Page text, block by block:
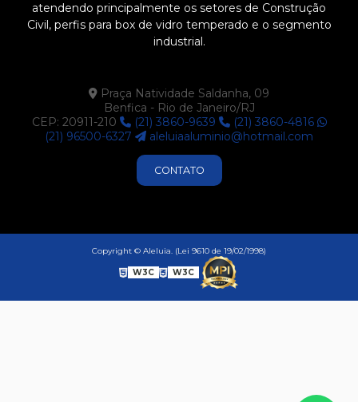
atendendo principalmente os setores de Construção
Civil, perfis para box de vidro temperado e o segmento
industrial.
Praça Natividade Saldanha, 09
Benfica - Rio de Janeiro/RJ
CEP: 20911-210
(21) 3860-9639
(21) 3860-4816
(21) 96500-6327
aleluiaaluminio@hotmail.com
CONTATO
Copyright © Aleluia. (Lei 9610 de 19/02/1998)
W3C W3C